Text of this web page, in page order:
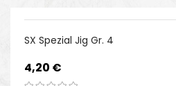
SX Spezial Jig Gr. 4
Preis
4,20 €